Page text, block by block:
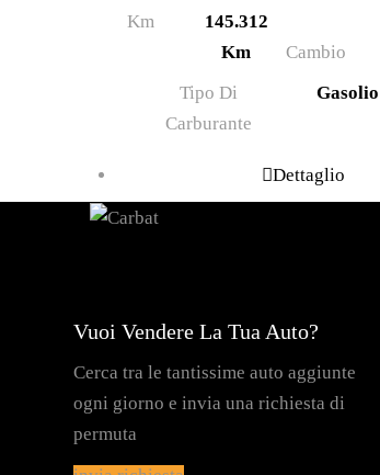
Km
145.312
Km
Cambio
Tipo Di
Carburante
Gasolio
Dettaglio
Vuoi Vendere La Tua Auto?
Cerca tra le tantissime auto aggiunte
ogni giorno e invia una richiesta di
permuta